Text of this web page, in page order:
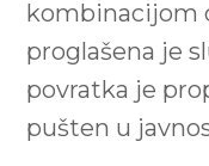
kombinacijom
proglašena je
povratka je
pušten u